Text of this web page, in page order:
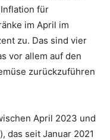
für
im April im
zu. Das sind vier
vor allem auf den
zurückzuführen
April 2023 und
das seit Januar 2021